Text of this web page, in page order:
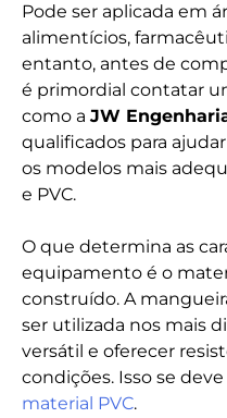
Pode ser aplicada em
alimentícios,
entanto, antes de
é primordial contatar
como a JW
qualificados para
os modelos mais
e PVC.
O que determina as
equipamento é o
construído. A
ser utilizada nos mais
versátil e oferecer
condições. Isso se
material PVC.